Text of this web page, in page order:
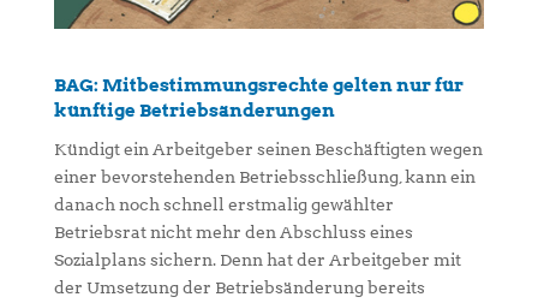
BAG: Mitbestimmungsrechte gelten nur für
künftige Betriebsänderungen
Kündigt ein Arbeitgeber seinen Beschäftigten wegen
einer bevorstehenden Betriebsschließung, kann ein
danach noch schnell erstmalig gewählter
Betriebsrat nicht mehr den Abschluss eines
Sozialplans sichern. Denn hat der Arbeitgeber mit
der Umsetzung der Betriebsänderung bereits